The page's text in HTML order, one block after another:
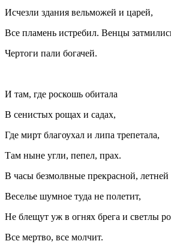
Исчезли здания вельможей и царей,
Все пламень истребил. Венцы
Чертоги пали богачей.
И там, где роскошь обитала
В сенистых рощах и садах,
Где мирт благоухал и липа трепетала,
Там ныне угли, пепел, прах.
В часы безмолвные прекрасной, летней
Веселье шумное туда не полетит,
Не блещут уж в огнях брега и светлы
Все мертво, все молчит.